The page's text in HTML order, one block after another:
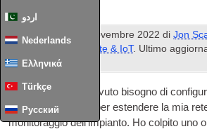
اردو
Nederlands
Ελληνικά
Türkçe
Русский
Pubblicato 8 novembre 2022 diJon
Casa intelligente & IoT. Ultimo
January2024
Recentemente ho avuto bisogno di
dispositivo ESP32 per estendere la mia
monitoraggio dell'impianto. Ho colpito uno